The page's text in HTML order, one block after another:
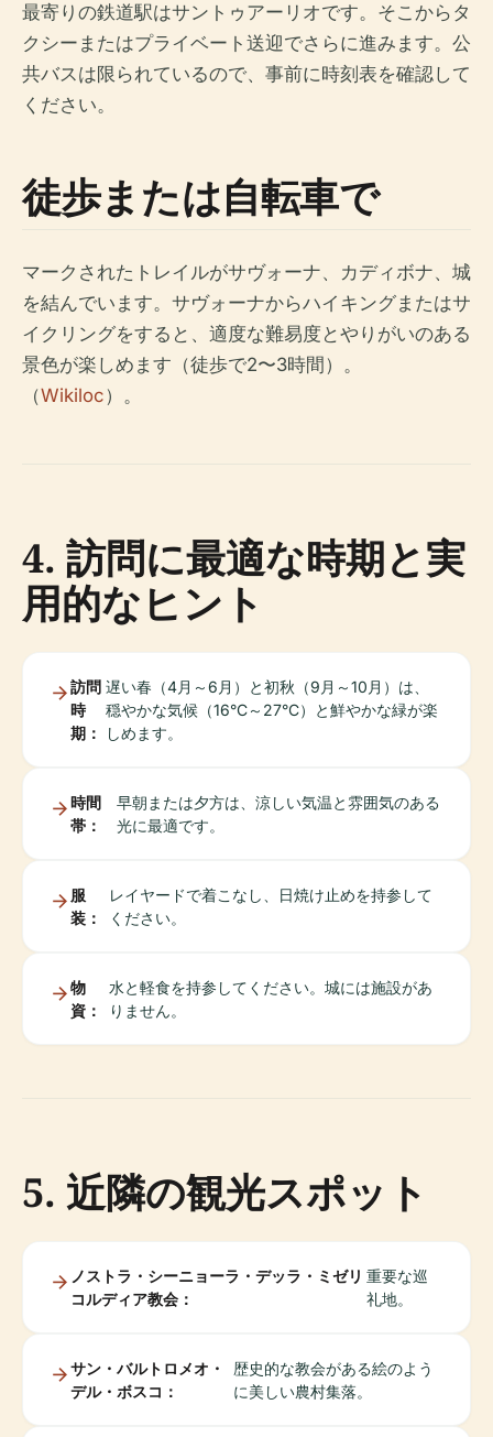
最寄りの鉄道駅はサントゥアーリオです。そこからタ
クシーまたはプライベート送迎でさらに進みます。公
共バスは限られているので、事前に時刻表を確認して
ください。
徒歩または自転車で
マークされたトレイルがサヴォーナ、カディボナ、城
を結んでいます。サヴォーナからハイキングまたはサ
イクリングをすると、適度な難易度とやりがいのある
景色が楽しめます（徒歩で2〜3時間）。
（Wikiloc）。
4. 訪問に最適な時期と実
用的なヒント
訪問
時
期：
遅い春（4月～6月）と初秋（9月～10月）は、
穏やかな気候（16°C～27°C）と鮮やかな緑が楽
しめます。
時間
帯：
早朝または夕方は、涼しい気温と雰囲気のある
光に最適です。
服
装：
レイヤードで着こなし、日焼け止めを持参して
ください。
物
資：
水と軽食を持参してください。城には施設があ
りません。
5. 近隣の観光スポット
ノストラ・シーニョーラ・デッラ・ミゼリ
コルディア教会：
重要な巡
礼地。
サン・バルトロメオ・
デル・ボスコ：
歴史的な教会がある絵のよう
に美しい農村集落。